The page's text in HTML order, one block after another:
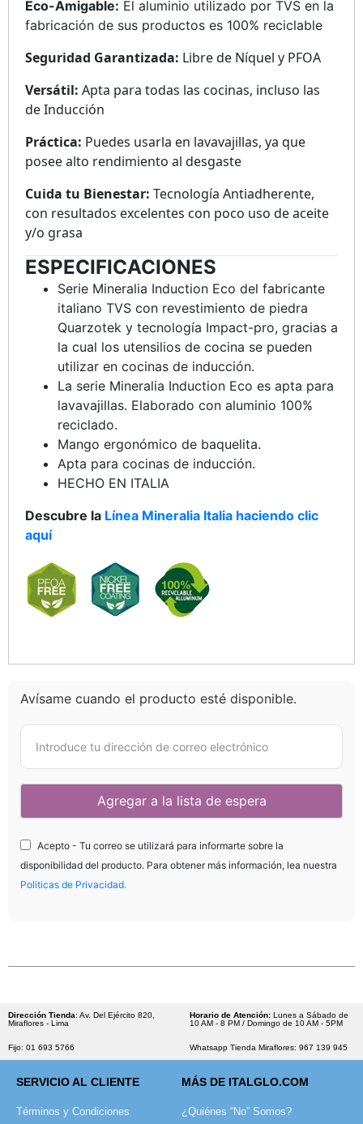
Eco-Amigable: El aluminio utilizado por TVS en la
fabricación de sus productos es 100% reciclable
Seguridad Garantizada: Libre de Níquel y PFOA
Versátil: Apta para todas las cocinas, incluso las
de Inducción
Práctica: Puedes usarla en lavavajillas, ya que
posee alto rendimiento al desgaste
Cuida tu Bienestar: Tecnología Antiadherente,
con resultados excelentes con poco uso de aceite
y/o grasa
ESPECIFICACIONES
Serie Mineralia Induction Eco del fabricante
italiano TVS con revestimiento de piedra
Quarzotek y tecnología Impact-pro, gracias a
la cual los utensilios de cocina se pueden
utilizar en cocinas de inducción.
La serie Mineralia Induction Eco es apta para
lavavajillas. Elaborado con aluminio 100%
reciclado.
Mango ergonómico de baquelita.
Apta para cocinas de inducción.
HECHO EN ITALIA
Descubre la Línea Mineralia Italia haciendo clic
aquí
Avísame cuando el producto esté disponible.
Acepto - Tu correo se utilizará para informarte sobre la
disponibilidad del producto. Para obtener más información, lea nuestra
Politicas de Privacidad.
Dirección Tienda: Av. Del Ejército 820,
Miraflores - Lima
Fijo: 01 693 5766
Horario de Atención: Lunes a Sábado de
10 AM - 8 PM / Domingo de 10 AM - 5PM
Whatsapp Tienda Miraflores: 967 139 945
SERVICIO AL CLIENTE
Términos y Condiciones
MÁS DE ITALGLO.COM
¿Quiénes “No” Somos?